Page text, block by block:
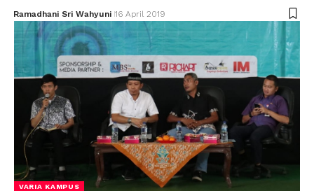
Ramadhani Sri Wahyuni 16 April 2019
VARIA KAMPUS